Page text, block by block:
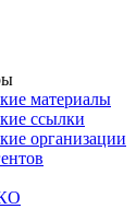
материалы
ссылки
организации